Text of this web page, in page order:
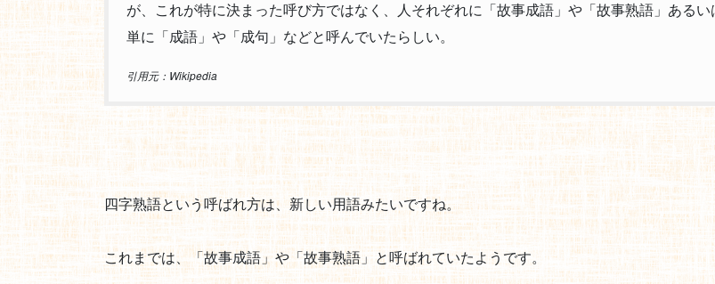
が、これが特に決まった呼び方ではなく、人それぞれに「故事成語」や「故事熟語」あるい
単に「成語」や「成句」などと呼んでいたらしい。
引用元：Wikipedia
四字熟語という呼ばれ方は、新しい用語みたいですね。
これまでは、「故事成語」や「故事熟語」と呼ばれていたようです。